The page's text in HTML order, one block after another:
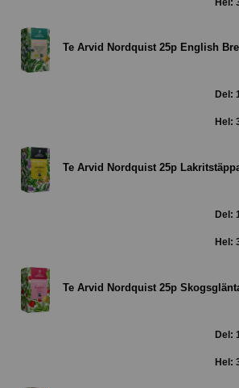
Te Arvid Nordquist 25p English
Del:
Hel:
Te Arvid Nordquist 25p
Del:
Hel:
Te Arvid Nordquist 25p
Del:
Hel: